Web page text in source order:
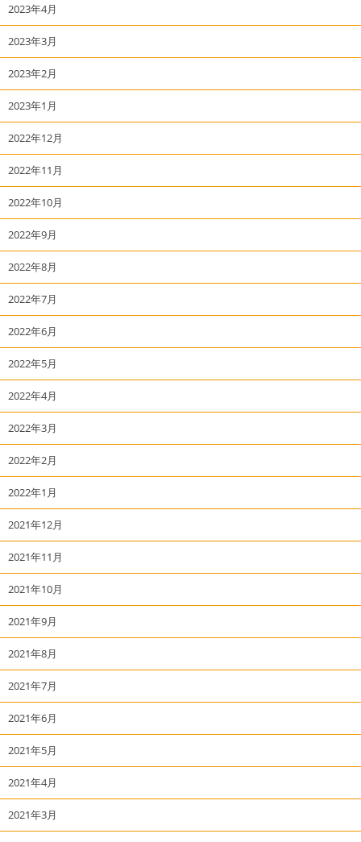
2023年4月
2023年3月
2023年2月
2023年1月
2022年12月
2022年11月
2022年10月
2022年9月
2022年8月
2022年7月
2022年6月
2022年5月
2022年4月
2022年3月
2022年2月
2022年1月
2021年12月
2021年11月
2021年10月
2021年9月
2021年8月
2021年7月
2021年6月
2021年5月
2021年4月
2021年3月